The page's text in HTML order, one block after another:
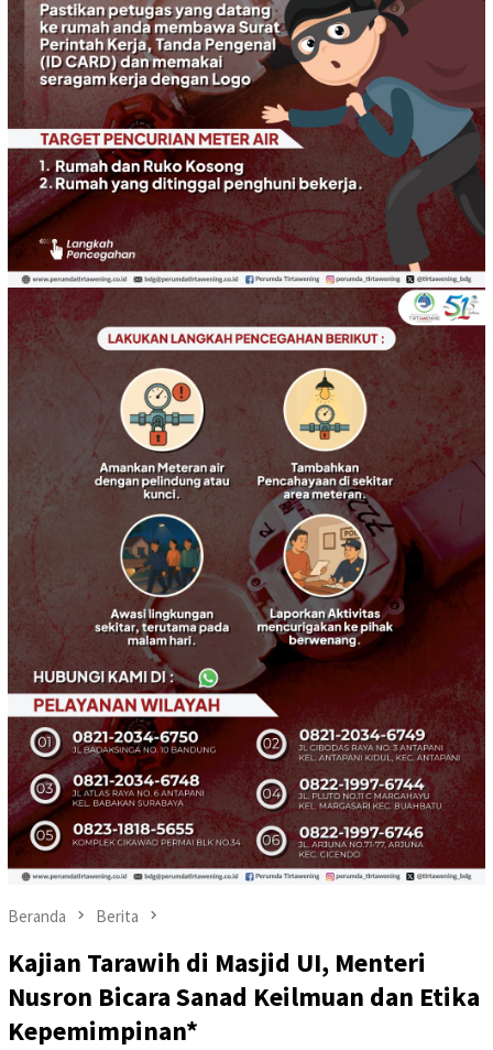
Beranda Berita
Kajian Tarawih di Masjid UI, Menteri
Nusron Bicara Sanad Keilmuan dan Etika
Kepemimpinan*